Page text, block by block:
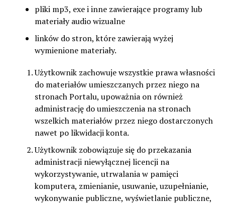
pliki mp3, exe i inne zawierające programy lub
materiały audio wizualne
linków do stron, które zawierają wyżej
wymienione materiały.
Użytkownik zachowuje wszystkie prawa własności
do materiałów umieszczanych przez niego na
stronach Portalu, upoważnia on również
administrację do umieszczenia na stronach
wszelkich materiałów przez niego dostarczonych
nawet po likwidacji konta.
Użytkownik zobowiązuje się do przekazania
administracji niewyłącznej licencji na
wykorzystywanie, utrwalania w pamięci
komputera, zmienianie, usuwanie, uzupełnianie,
wykonywanie publiczne, wyświetlanie publiczne,